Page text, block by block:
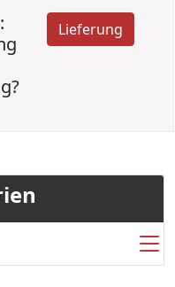
Lieferung